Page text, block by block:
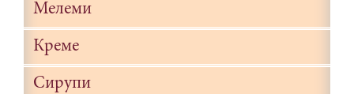
Мелеми
Креме
Сирупи